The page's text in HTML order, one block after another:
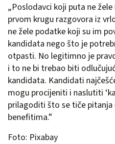
„Poslodavci koji puta ne
prvom krugu razgovora iz
ne žele podatke koji su im
kandidata nego što je
otpasti. No legitimno je
i to ne bi trebao biti
kandidata. Kandidati
mogu procijeniti i naslutiti
prilagoditi što se tiče pitanja
benefitima.”
Foto: Pixabay